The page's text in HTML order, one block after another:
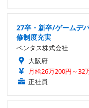
27卒・新卒/ゲームデ
修制度充実
ベンタス株式会社
大阪府
月給26万200円～32
正社員